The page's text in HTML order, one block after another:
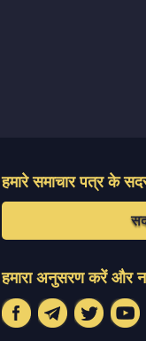
हमारे समाचार पत्र के
हमारा अनुसरण करें और